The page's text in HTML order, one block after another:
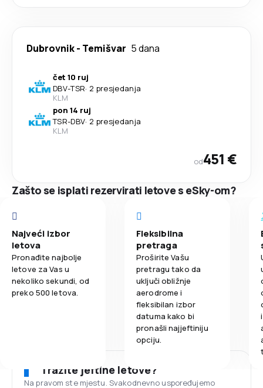
Dubrovnik- Temišvar 5 dana
čet 10 ruj
DBV-TSR· 2 presjedanja
KLM
pon 14 ruj
TSR-DBV· 2 presjedanja
KLM
od451 €
Zašto se isplati rezervirati letove s eSky-om?
Najveći izbor
letova
Pronađite najbolje
letove za Vas u
nekoliko sekundi, od
preko 500 letova.
Fleksibilna
pretraga
Proširite Vašu
pretragu tako da
uključi obližnje
aerodrome i
fleksibilan izbor
datuma kako bi
pronašli najjeftiniju
opciju.
Tražite jeftine letove?
Na pravom ste mjestu. Svakodnevno uspoređujemo